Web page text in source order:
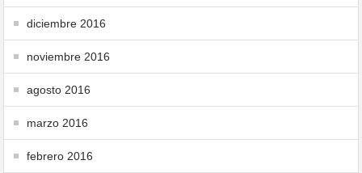
diciembre 2016
noviembre 2016
agosto 2016
marzo 2016
febrero 2016